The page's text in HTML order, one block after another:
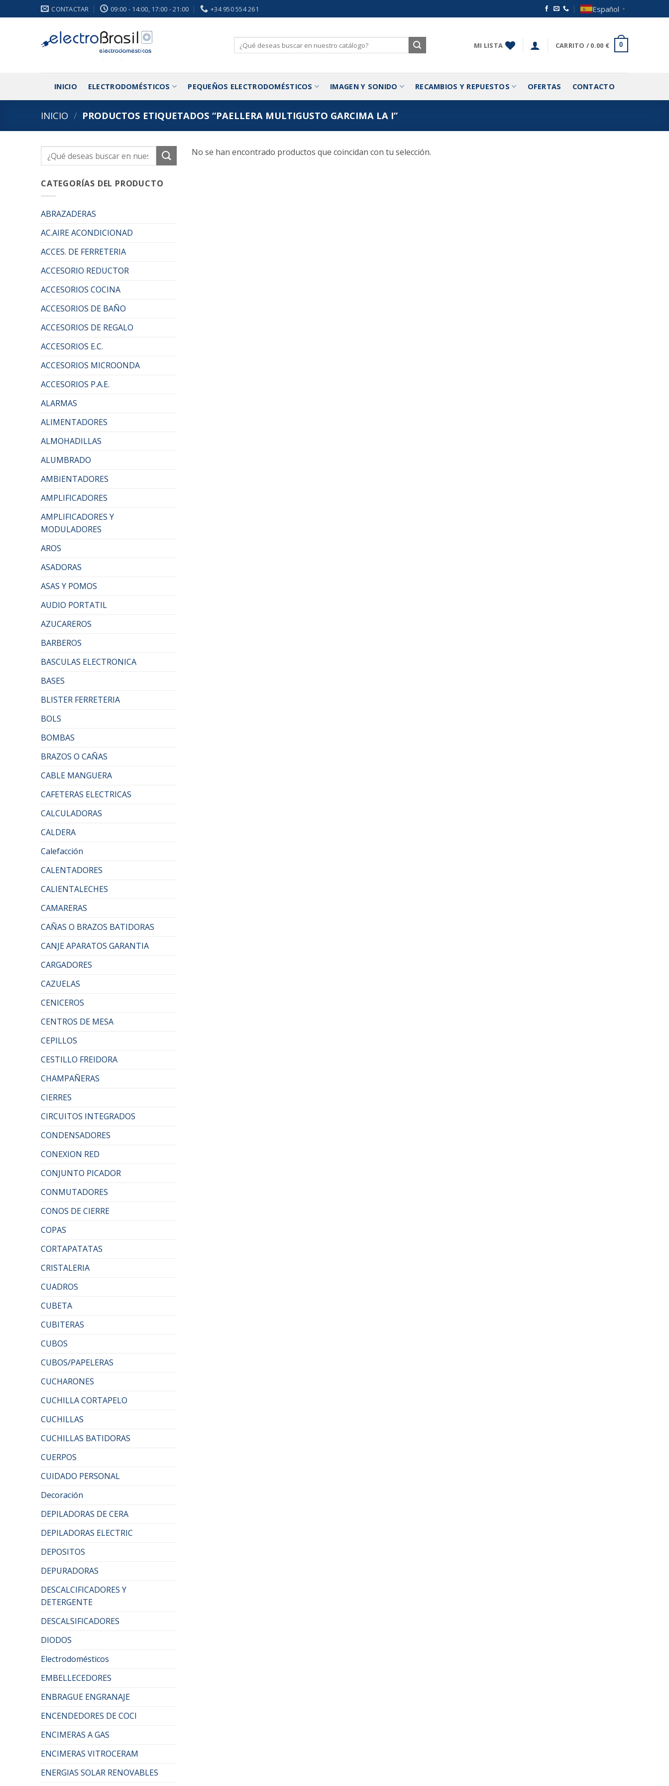
al
CONTACTAR 09:00 - 14:00, 17:00 - 21:00 +34 950 554 261 Español ▼
Buscar
por:
MI LISTA CARRITO / 0.00 € 0
INICIO ELECTRODOMÉSTICOS PEQUEÑOS ELECTRODOMÉSTICOS IMAGEN Y SONIDO RECAMBIOS Y REPUESTOS OFERTAS CONTACTO
INICIO / PRODUCTOS ETIQUETADOS “PAELLERA MULTIGUSTO GARCIMA LA I”
Buscar
por:
CATEGORÍAS DEL PRODUCTO
ABRAZADERAS
AC.AIRE ACONDICIONAD
ACCES. DE FERRETERIA
ACCESORIO REDUCTOR
ACCESORIOS COCINA
ACCESORIOS DE BAÑO
ACCESORIOS DE REGALO
ACCESORIOS E.C.
ACCESORIOS MICROONDA
ACCESORIOS P.A.E.
ALARMAS
ALIMENTADORES
ALMOHADILLAS
ALUMBRADO
AMBIENTADORES
AMPLIFICADORES
AMPLIFICADORES Y
MODULADORES
AROS
ASADORAS
ASAS Y POMOS
AUDIO PORTATIL
AZUCAREROS
BARBEROS
BASCULAS ELECTRONICA
BASES
BLISTER FERRETERIA
BOLS
BOMBAS
BRAZOS O CAÑAS
CABLE MANGUERA
CAFETERAS ELECTRICAS
CALCULADORAS
CALDERA
Calefacción
CALENTADORES
CALIENTALECHES
CAMARERAS
CAÑAS O BRAZOS BATIDORAS
CANJE APARATOS GARANTIA
CARGADORES
CAZUELAS
CENICEROS
CENTROS DE MESA
CEPILLOS
CESTILLO FREIDORA
CHAMPAÑERAS
CIERRES
CIRCUITOS INTEGRADOS
CONDENSADORES
CONEXION RED
CONJUNTO PICADOR
CONMUTADORES
CONOS DE CIERRE
COPAS
CORTAPATATAS
CRISTALERIA
CUADROS
CUBETA
CUBITERAS
CUBOS
CUBOS/PAPELERAS
CUCHARONES
CUCHILLA CORTAPELO
CUCHILLAS
CUCHILLAS BATIDORAS
CUERPOS
CUIDADO PERSONAL
Decoración
DEPILADORAS DE CERA
DEPILADORAS ELECTRIC
DEPOSITOS
DEPURADORAS
DESCALCIFICADORES Y
DETERGENTE
DESCALSIFICADORES
DIODOS
Electrodomésticos
EMBELLECEDORES
ENBRAGUE ENGRANAJE
ENCENDEDORES DE COCI
ENCIMERAS A GAS
ENCIMERAS VITROCERAM
ENERGIAS SOLAR RENOVABLES
No se han encontrado productos que coincidan con tu selección.